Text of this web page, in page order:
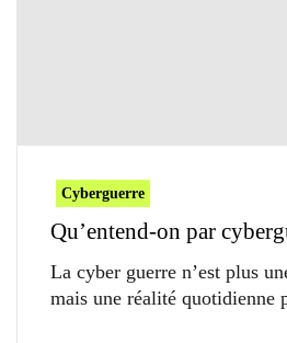
Cyberguerre
Qu’entend-on par
La cyber guerre n’est plus
mais une réalité quotidienne